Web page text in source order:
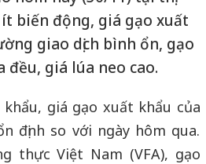
biến động, giá gạo xuất
giao dịch bình ổn, gạo
đều, giá lúa neo cao.
giá gạo xuất khẩu của
định so với ngày hôm qua.
thực Việt Nam (VFA), gạo